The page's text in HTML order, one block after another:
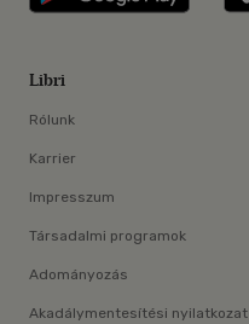
Libri
Rólunk
Karrier
Impresszum
Társadalmi programok
Adományozás
Akadálymentesítési nyilatkozat